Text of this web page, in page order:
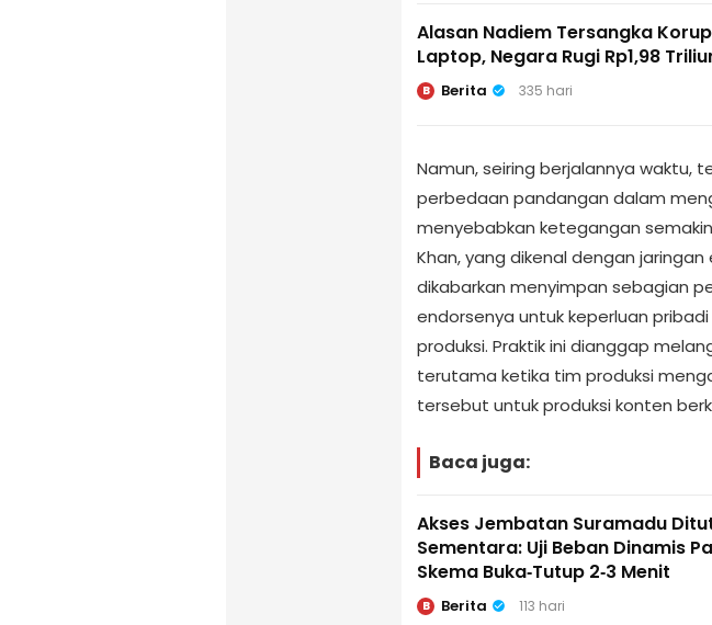
Alasan Nadiem Tersangka
Laptop, Negara Rugi Rp1,98
B Berita 335 hari
Namun, seiring berjalannya waktu,
perbedaan pandangan dalam
menyebabkan ketegangan
Khan, yang dikenal dengan
dikabarkan menyimpan sebagian
endorsenya untuk keperluan
produksi. Praktik ini dianggap
terutama ketika tim produksi
tersebut untuk produksi konten
Baca juga:
Akses Jembatan Suramadu
Sementara: Uji Beban Dinamis
Skema Buka‑Tutup 2‑3 Menit
B Berita 113 hari